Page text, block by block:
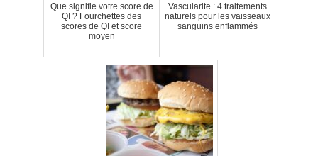
Que signifie votre score de
QI ? Fourchettes des
scores de QI et score
moyen
Vascularite : 4 traitements
naturels pour les vaisseaux
sanguins enflammés